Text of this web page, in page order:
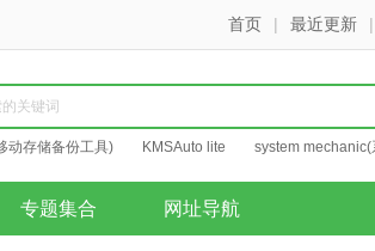
首页 | 最近更新 |
动存储备份工具) KMSAuto lite system mechanic(
专题集合 网址导航